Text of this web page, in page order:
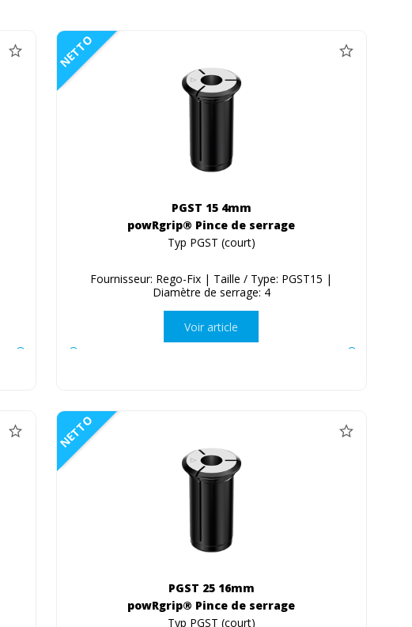
NETTO
PGST 15 4mm
powRgrip® Pince de serrage
Typ PGST (court)
Fournisseur: Rego-Fix | Taille / Type: PGST15 |
Diamètre de serrage: 4
Voir article
NETTO
PGST 25 16mm
powRgrip® Pince de serrage
Typ PGST (court)